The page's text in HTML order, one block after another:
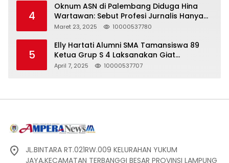
4
Oknum ASN di Palembang Diduga Hina
Wartawan: Sebut Profesi Jurnalis Hanya
Seharga 2 Liter Bensin, Berujung Dugaan
Maret 23, 2025 10000537780
5
Elly Hartati Alumni SMA Tamansiswa 89
Ketua Grup S 4 Laksanakan Giat
Silaturahmi
April 7, 2025 10000537707
JL.BINTARA RT.021RW.009 KELURAHAN YUKUM
JAYA,KECAMATAN TERBANGGI BESAR PROVINSI LAMPUNG